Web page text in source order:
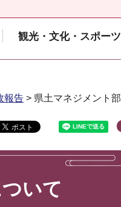
観光・文化・スポーツ
報告 > 県土マネジメント
いて